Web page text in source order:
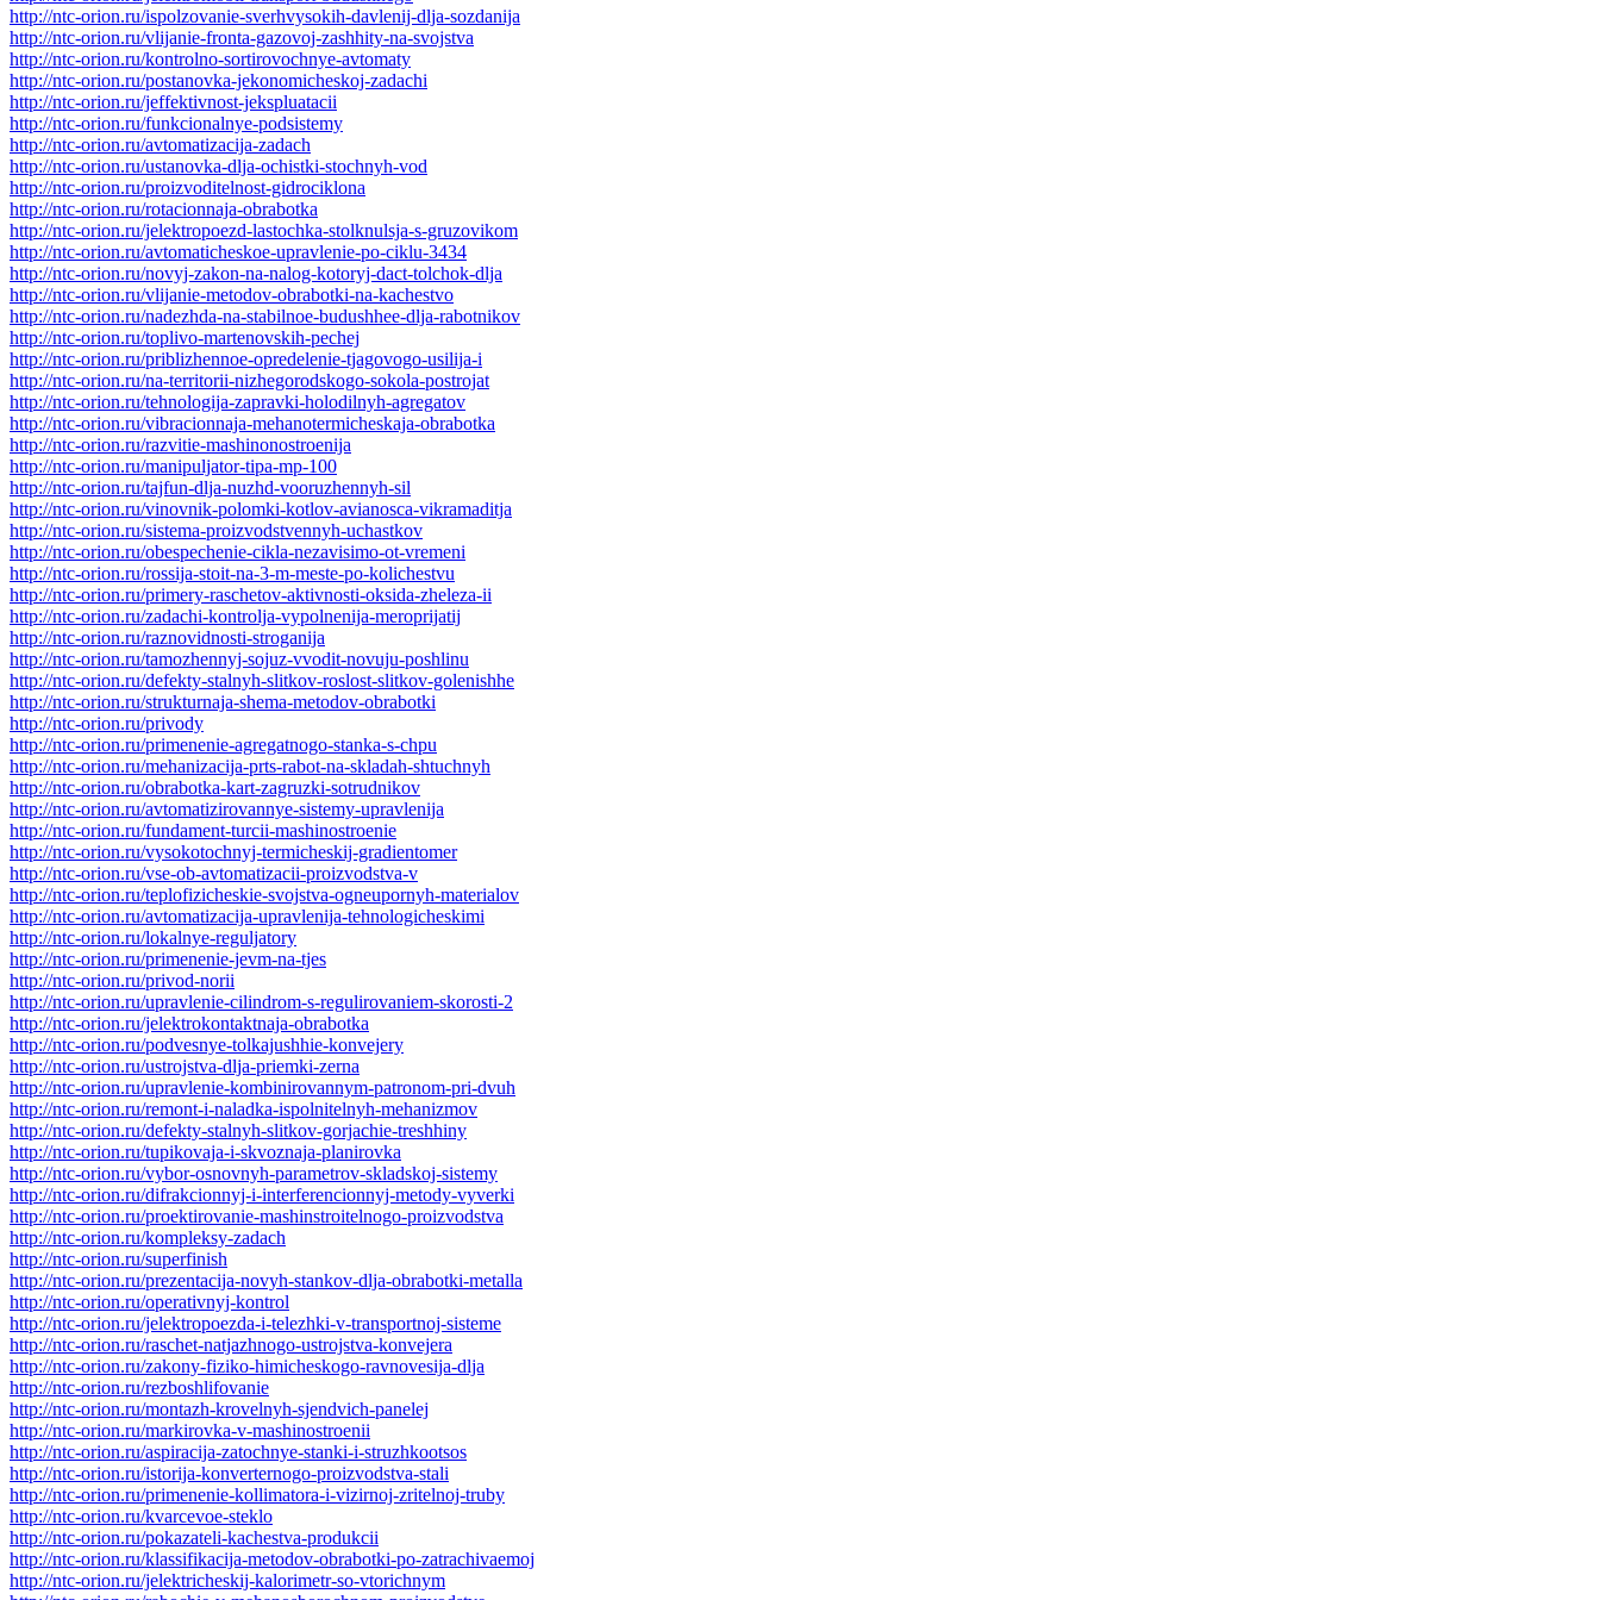
http://ntc-orion.ru/ispolzovanie-sverhvysokih-davlenij-dlja-sozdanija
http://ntc-orion.ru/vlijanie-fronta-gazovoj-zashhity-na-svojstva
http://ntc-orion.ru/kontrolno-sortirovochnye-avtomaty
http://ntc-orion.ru/postanovka-jekonomicheskoj-zadachi
http://ntc-orion.ru/jeffektivnost-jekspluatacii
http://ntc-orion.ru/funkcionalnye-podsistemy
http://ntc-orion.ru/avtomatizacija-zadach
http://ntc-orion.ru/ustanovka-dlja-ochistki-stochnyh-vod
http://ntc-orion.ru/proizvoditelnost-gidrociklona
http://ntc-orion.ru/rotacionnaja-obrabotka
http://ntc-orion.ru/jelektropoezd-lastochka-stolknulsja-s-gruzovikom
http://ntc-orion.ru/avtomaticheskoe-upravlenie-po-ciklu-3434
http://ntc-orion.ru/novyj-zakon-na-nalog-kotoryj-dact-tolchok-dlja
http://ntc-orion.ru/vlijanie-metodov-obrabotki-na-kachestvo
http://ntc-orion.ru/nadezhda-na-stabilnoe-budushhee-dlja-rabotnikov
http://ntc-orion.ru/toplivo-martenovskih-pechej
http://ntc-orion.ru/priblizhennoe-opredelenie-tjagovogo-usilija-i
http://ntc-orion.ru/na-territorii-nizhegorodskogo-sokola-postrojat
http://ntc-orion.ru/tehnologija-zapravki-holodilnyh-agregatov
http://ntc-orion.ru/vibracionnaja-mehanotermicheskaja-obrabotka
http://ntc-orion.ru/razvitie-mashinonostroenija
http://ntc-orion.ru/manipuljator-tipa-mp-100
http://ntc-orion.ru/tajfun-dlja-nuzhd-vooruzhennyh-sil
http://ntc-orion.ru/vinovnik-polomki-kotlov-avianosca-vikramaditja
http://ntc-orion.ru/sistema-proizvodstvennyh-uchastkov
http://ntc-orion.ru/obespechenie-cikla-nezavisimo-ot-vremeni
http://ntc-orion.ru/rossija-stoit-na-3-m-meste-po-kolichestvu
http://ntc-orion.ru/primery-raschetov-aktivnosti-oksida-zheleza-ii
http://ntc-orion.ru/zadachi-kontrolja-vypolnenija-meroprijatij
http://ntc-orion.ru/raznovidnosti-stroganija
http://ntc-orion.ru/tamozhennyj-sojuz-vvodit-novuju-poshlinu
http://ntc-orion.ru/defekty-stalnyh-slitkov-roslost-slitkov-golenishhe
http://ntc-orion.ru/strukturnaja-shema-metodov-obrabotki
http://ntc-orion.ru/privody
http://ntc-orion.ru/primenenie-agregatnogo-stanka-s-chpu
http://ntc-orion.ru/mehanizacija-prts-rabot-na-skladah-shtuchnyh
http://ntc-orion.ru/obrabotka-kart-zagruzki-sotrudnikov
http://ntc-orion.ru/avtomatizirovannye-sistemy-upravlenija
http://ntc-orion.ru/fundament-turcii-mashinostroenie
http://ntc-orion.ru/vysokotochnyj-termicheskij-gradientomer
http://ntc-orion.ru/vse-ob-avtomatizacii-proizvodstva-v
http://ntc-orion.ru/teplofizicheskie-svojstva-ogneupornyh-materialov
http://ntc-orion.ru/avtomatizacija-upravlenija-tehnologicheskimi
http://ntc-orion.ru/lokalnye-reguljatory
http://ntc-orion.ru/primenenie-jevm-na-tjes
http://ntc-orion.ru/privod-norii
http://ntc-orion.ru/upravlenie-cilindrom-s-regulirovaniem-skorosti-2
http://ntc-orion.ru/jelektrokontaktnaja-obrabotka
http://ntc-orion.ru/podvesnye-tolkajushhie-konvejery
http://ntc-orion.ru/ustrojstva-dlja-priemki-zerna
http://ntc-orion.ru/upravlenie-kombinirovannym-patronom-pri-dvuh
http://ntc-orion.ru/remont-i-naladka-ispolnitelnyh-mehanizmov
http://ntc-orion.ru/defekty-stalnyh-slitkov-gorjachie-treshhiny
http://ntc-orion.ru/tupikovaja-i-skvoznaja-planirovka
http://ntc-orion.ru/vybor-osnovnyh-parametrov-skladskoj-sistemy
http://ntc-orion.ru/difrakcionnyj-i-interferencionnyj-metody-vyverki
http://ntc-orion.ru/proektirovanie-mashinstroitelnogo-proizvodstva
http://ntc-orion.ru/kompleksy-zadach
http://ntc-orion.ru/superfinish
http://ntc-orion.ru/prezentacija-novyh-stankov-dlja-obrabotki-metalla
http://ntc-orion.ru/operativnyj-kontrol
http://ntc-orion.ru/jelektropoezda-i-telezhki-v-transportnoj-sisteme
http://ntc-orion.ru/raschet-natjazhnogo-ustrojstva-konvejera
http://ntc-orion.ru/zakony-fiziko-himicheskogo-ravnovesija-dlja
http://ntc-orion.ru/rezboshlifovanie
http://ntc-orion.ru/montazh-krovelnyh-sjendvich-panelej
http://ntc-orion.ru/markirovka-v-mashinostroenii
http://ntc-orion.ru/aspiracija-zatochnye-stanki-i-struzhkootsos
http://ntc-orion.ru/istorija-konverternogo-proizvodstva-stali
http://ntc-orion.ru/primenenie-kollimatora-i-vizirnoj-zritelnoj-truby
http://ntc-orion.ru/kvarcevoe-steklo
http://ntc-orion.ru/pokazateli-kachestva-produkcii
http://ntc-orion.ru/klassifikacija-metodov-obrabotki-po-zatrachivaemoj
http://ntc-orion.ru/jelektricheskij-kalorimetr-so-vtorichnym